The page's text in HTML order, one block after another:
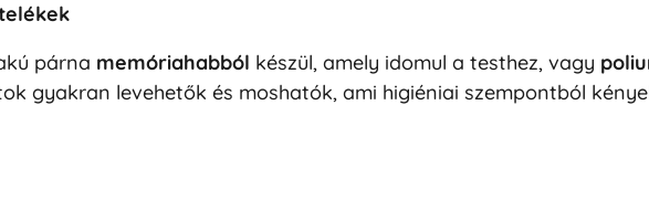
párna memóriahabból készül, amely idomul a testhez, vagy
gyakran levehetők és moshatók, ami higiéniai szempontból